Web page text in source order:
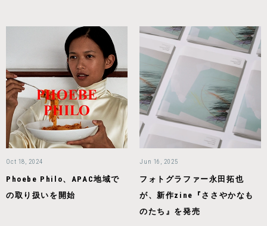
Oct 18, 2024
Phoebe Philo、APAC地域で
の取り扱いを開始
Jun 16, 2025
フォトグラファー永田拓也
が、新作zine『ささやかなも
のたち』を発売